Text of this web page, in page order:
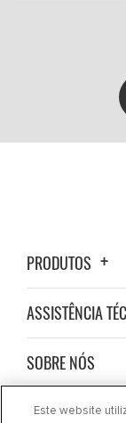
PRODUTOS
ASSISTÊNCIA
SOBRE NÓS
NOVIDADES
Este website